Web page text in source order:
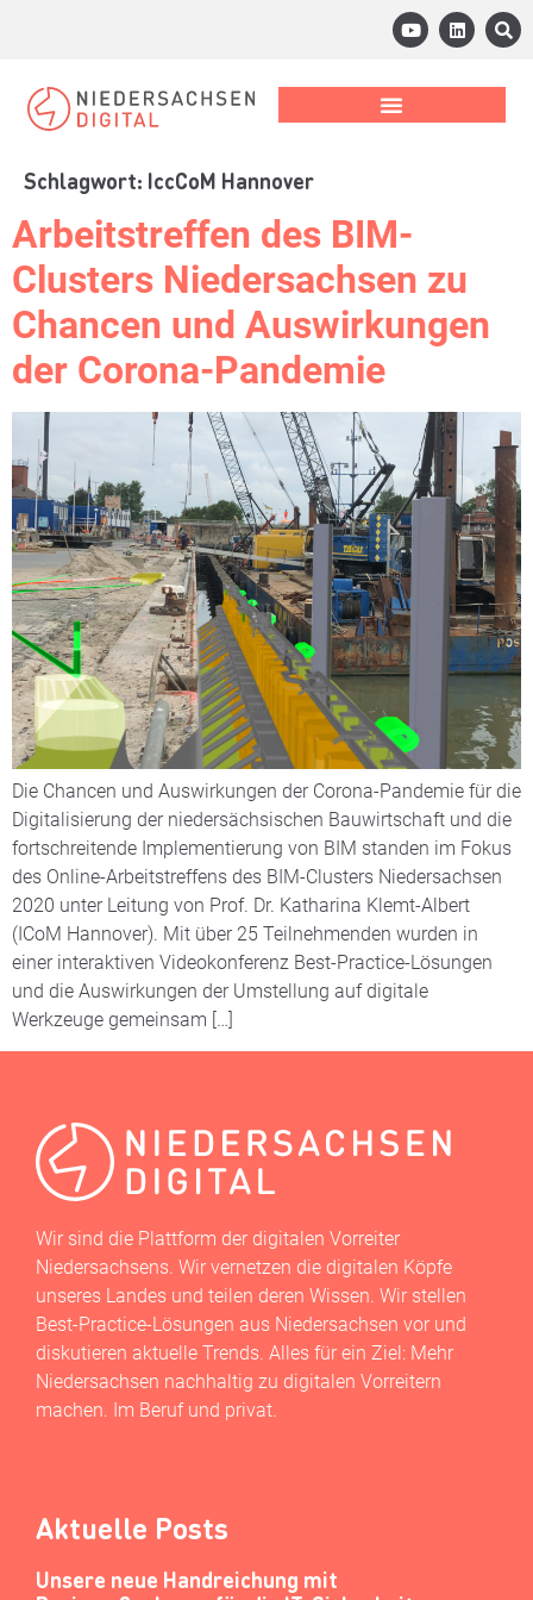
Schlagwort: IccCoM Hannover
Arbeitstreffen des BIM-
Clusters Niedersachsen zu
Chancen und Auswirkungen
der Corona-Pandemie
Die Chancen und Auswirkungen der Corona-Pandemie für die
Digitalisierung der niedersächsischen Bauwirtschaft und die
fortschreitende Implementierung von BIM standen im Fokus
des Online-Arbeitstreffens des BIM-Clusters Niedersachsen
2020 unter Leitung von Prof. Dr. Katharina Klemt-Albert
(ICoM Hannover). Mit über 25 Teilnehmenden wurden in
einer interaktiven Videokonferenz Best-Practice-Lösungen
und die Auswirkungen der Umstellung auf digitale
Werkzeuge gemeinsam […]
Wir sind die Plattform der digitalen Vorreiter
Niedersachsens. Wir vernetzen die digitalen Köpfe
unseres Landes und teilen deren Wissen. Wir stellen
Best-Practice-Lösungen aus Niedersachsen vor und
diskutieren aktuelle Trends. Alles für ein Ziel: Mehr
Niedersachsen nachhaltig zu digitalen Vorreitern
machen. Im Beruf und privat.
Aktuelle Posts
Unsere neue Handreichung mit